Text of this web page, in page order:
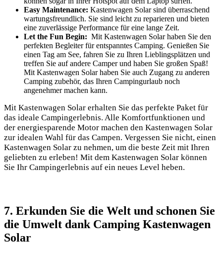
Easy ‌Maintenance: Kastenwagen ⁣Solar sind überraschend
wartungsfreundlich. Sie sind leicht zu reparieren und bieten
⁢eine zuverlässige Performance für eine lange Zeit.
Let the Fun Begin: ​ Mit Kastenwagen Solar haben Sie den
perfekten ​Begleiter für ‍entspanntes ​Camping. Genießen Sie⁣
einen Tag am ​See, fahren Sie zu Ihren Lieblingsplätzen⁣ und
treffen Sie auf andere‍ Camper⁢ und ​haben Sie großen Spaß!
Mit Kastenwagen⁢ Solar haben‌ Sie auch Zugang zu anderen
Camping⁢ zubehör, das⁢ Ihren Campingurlaub​ noch⁢
angenehmer machen kann.
Mit Kastenwagen Solar erhalten Sie​ das perfekte ⁢Paket für
das ideale Campingerlebnis. Alle‌ Komfortfunktionen und
der ​energiesparende Motor ​machen den ‍Kastenwagen ⁣Solar
zur idealen Wahl ‌für das⁢ Campen. Vergessen ​Sie nicht, einen
Kastenwagen⁤ Solar zu nehmen, um die beste Zeit ⁣mit ​Ihren
geliebten zu ⁣erleben! ⁣Mit dem Kastenwagen Solar ⁣können
Sie ​Ihr Campingerlebnis auf ein neues Level heben.
7. Erkunden Sie die⁣ Welt und schonen⁢ Sie
die Umwelt dank ​Camping Kastenwagen
Solar